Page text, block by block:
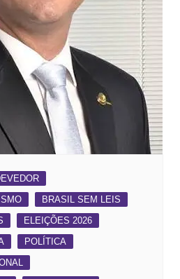
BRASIL SEM LEIS
ELEIÇÕES 2026
POLÍTICA